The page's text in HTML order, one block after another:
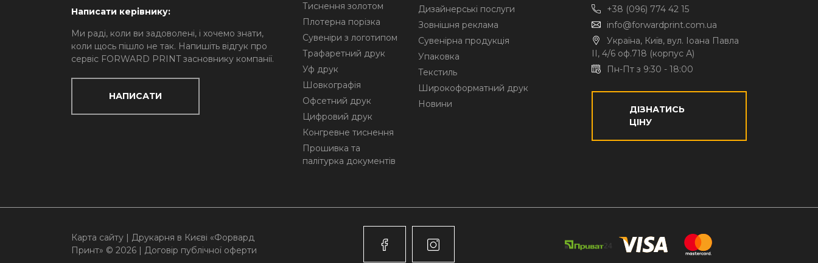
Написати керівнику:
Ми раді, коли ви задоволені, і хочемо знати,
коли щось пішло не так. Напишіть відгук про
сервіс FORWARD PRINT засновнику компанії.
НАПИСАТИ
Тиснення золотом
Плотерна порізка
Сувеніри з логотипом
Трафаретний друк
Уф друк
Шовкографія
Офсетний друк
Цифровий друк
Конгревне тиснення
Прошивка та
палітурка документів
Дизайнерські послуги
Зовнішня реклама
Сувенірна продукція
Упаковка
Текстиль
Широкоформатний друк
Новини
+38 (096) 774 42 15
info@forwardprint.com.ua
Україна, Київ, вул. Іоана Павла
II, 4/6 оф.718 (корпус А)
Пн-Пт з 9:30 - 18:00
ДІЗНАТИСЬ
ЦІНУ
Карта сайту | Друкарня в Києві «Форвард
Принт» © 2026 | Договір публічної оферти